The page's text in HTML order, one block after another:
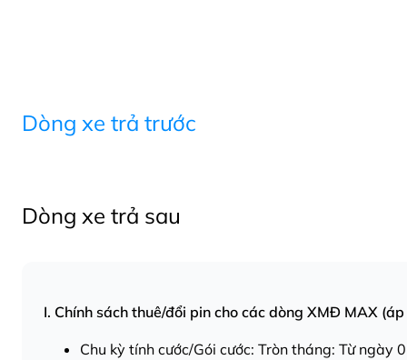
Dòng xe trả trước
Dòng xe trả sau
I. Chính sách thuê/đổi pin cho các dòng XMĐ MAX
Chu kỳ tính cước/Gói cước: Tròn tháng: Từ ngày